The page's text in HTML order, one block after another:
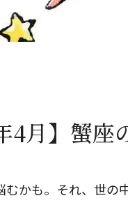
4月】蟹座
むかも。それ、世の